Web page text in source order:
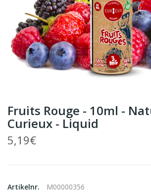
Fruits Rouge - 10ml -
Curieux - Liquid
5,19€
Artikelnr.
M00000356